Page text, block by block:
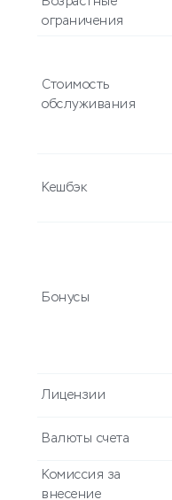
ограничения
Стоимость
обслуживания
Кешбэк
Бонусы
Лицензии
Валюты счета
Комиссия за
внесение